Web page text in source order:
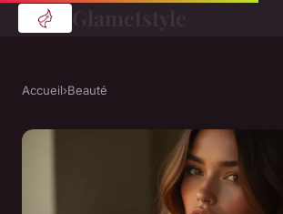
Accueil›Beauté